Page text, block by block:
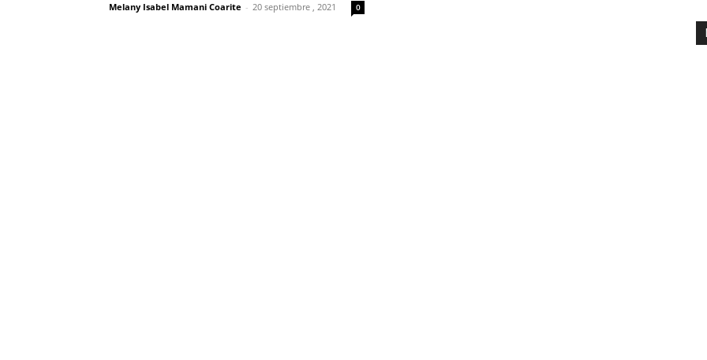
Melany Isabel Mamani Coarite - 20 septiembre , 2021 0